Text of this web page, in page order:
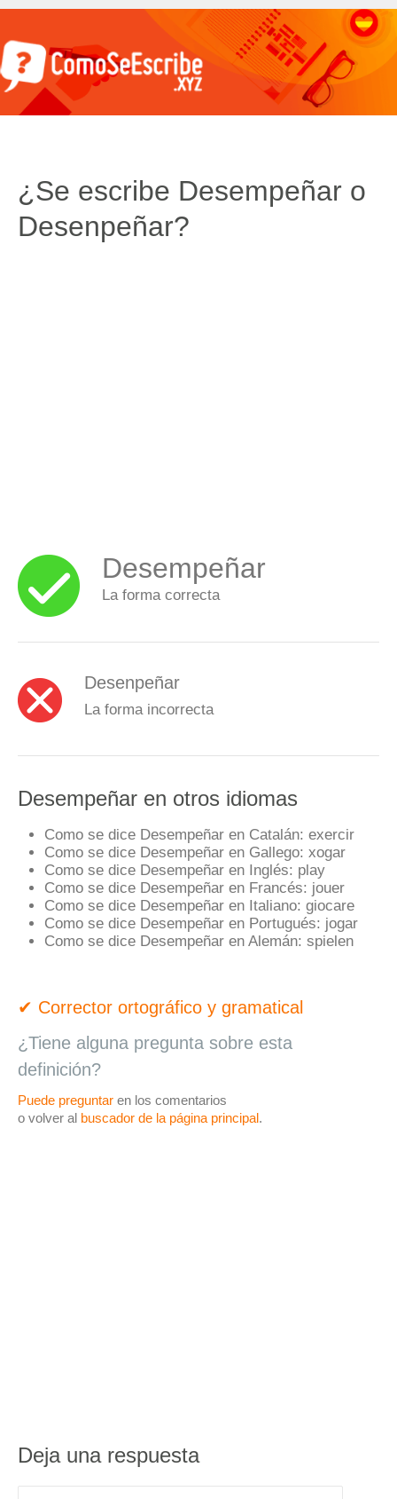
¿Se escribe Desempeñar o
Desenpeñar?
Desempeñar
La forma correcta
Desenpeñar
La forma incorrecta
Desempeñar en otros idiomas
Como se dice Desempeñar en Catalán: exercir
Como se dice Desempeñar en Gallego: xogar
Como se dice Desempeñar en Inglés: play
Como se dice Desempeñar en Francés: jouer
Como se dice Desempeñar en Italiano: giocare
Como se dice Desempeñar en Portugués: jogar
Como se dice Desempeñar en Alemán: spielen
✔ Corrector ortográfico y gramatical
¿Tiene alguna pregunta sobre esta
definición?
Puede preguntar en los comentarios
o volver al buscador de la página principal.
Deja una respuesta